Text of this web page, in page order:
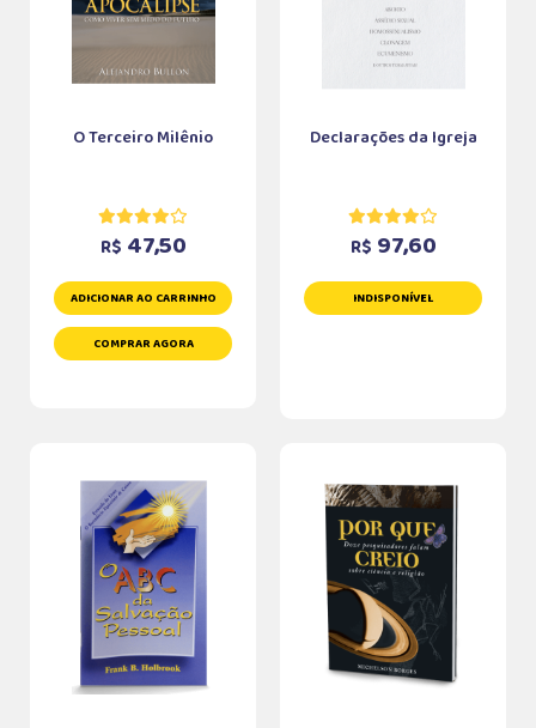
O Terceiro Milênio
R$ 47,50
ADICIONAR AO CARRINHO
COMPRAR AGORA
Declarações da Igreja
R$ 97,60
INDISPONÍVEL